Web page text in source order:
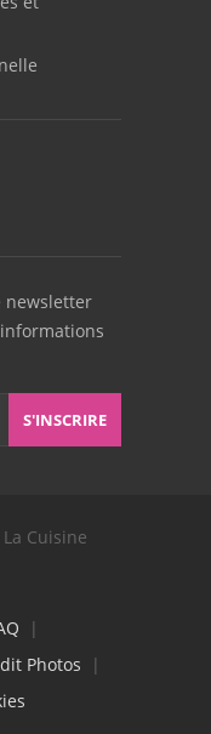
newsletter
S'INSCRIRE
Cuisine
|
Photos |